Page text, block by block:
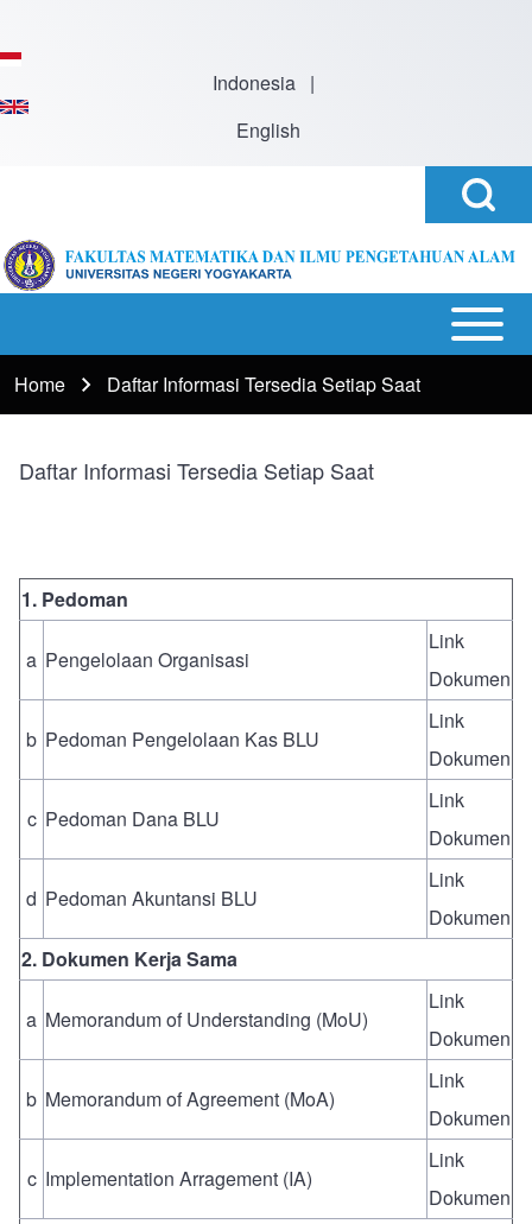
Indonesia |
English
Search
Block
navigation
Open or
Close
Breadcrumb
Home Daftar Informasi Tersedia Setiap Saat
Daftar Informasi Tersedia Setiap Saat
1. Pedoman
a Pengelolaan Organisasi
Link
Dokumen
b Pedoman Pengelolaan Kas BLU
Link
Dokumen
c Pedoman Dana BLU
Link
Dokumen
d Pedoman Akuntansi BLU
Link
Dokumen
2. Dokumen Kerja Sama
a Memorandum of Understanding (MoU)
Link
Dokumen
b Memorandum of Agreement (MoA)
Link
Dokumen
c Implementation Arragement (IA)
Link
Dokumen